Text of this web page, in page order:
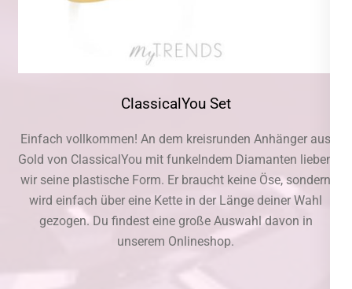
ClassicalYou Set
Einfach vollkommen! An dem kreisrunden Anhänger aus
Gold von ClassicalYou mit funkelndem Diamanten lieben
wir seine plastische Form. Er braucht keine Öse, sondern
wird einfach über eine Kette in der Länge deiner Wahl
gezogen. Du findest eine große Auswahl davon in
unserem Onlineshop.